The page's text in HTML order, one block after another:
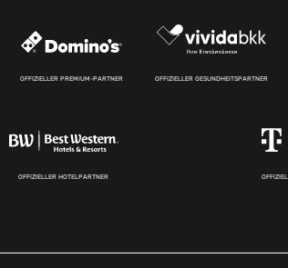
OFFIZIELLER PREMIUM-PARTNER OFFIZIELLER GESUNDHEITSPARTNER
OFFIZIELLER HOTELPARTNER